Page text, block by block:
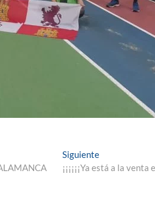
SiguienteEntrada
siguiente:
¡¡¡¡¡¡Ya está a la